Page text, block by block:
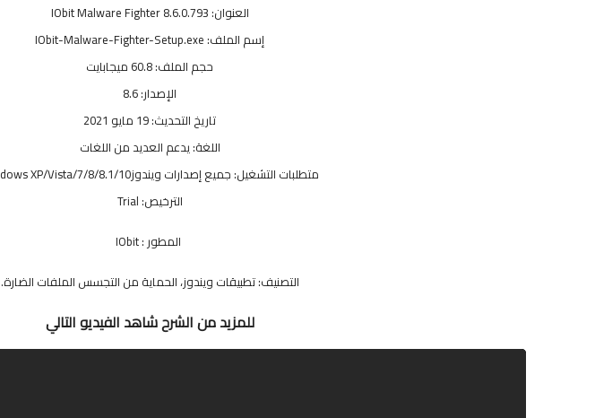
العنوان: IObit Malware Fighter 8.6.0.793
إسم الملف: IObit-Malware-Fighter-Setup.exe
حجم الملف: 60.8 ميجابايت
الإصدار: 8.6
تاريخ التحديث: 19 مايو 2021
اللغة: يدعم العديد من اللغات
متطلبات التشغيل: جميع إصدارات ويندوزWindows XP/Vista/7/8/8.1/10
الترخيص: Trial
المطور : IObit
التصنيف: تطبيقات ويندوز، الحماية من التجسس الملفات الضارة.
للمزيد من الشرح شاهد الفيديو التالي